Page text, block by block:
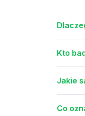
Kto
Jakie
Co